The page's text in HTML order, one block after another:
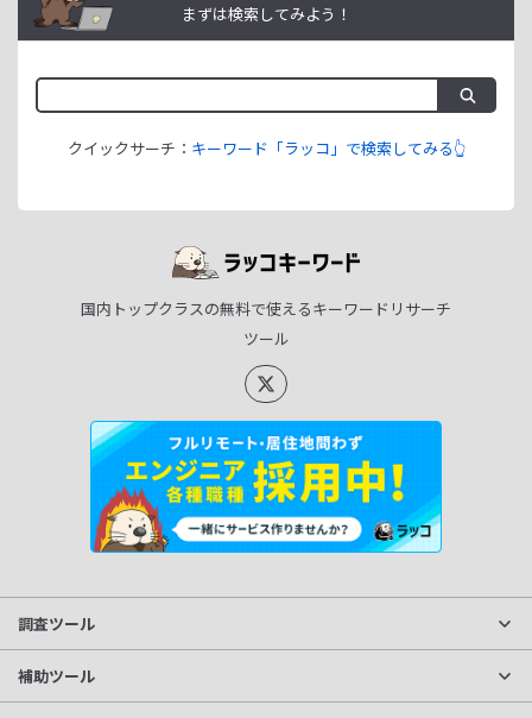
まずは検索してみよう！
クイックサーチ： キーワード「ラッコ」で検索してみる👆
国内トップクラスの無料で使えるキーワードリサーチ
ツール
調査ツール
サイト分析
補助ツール